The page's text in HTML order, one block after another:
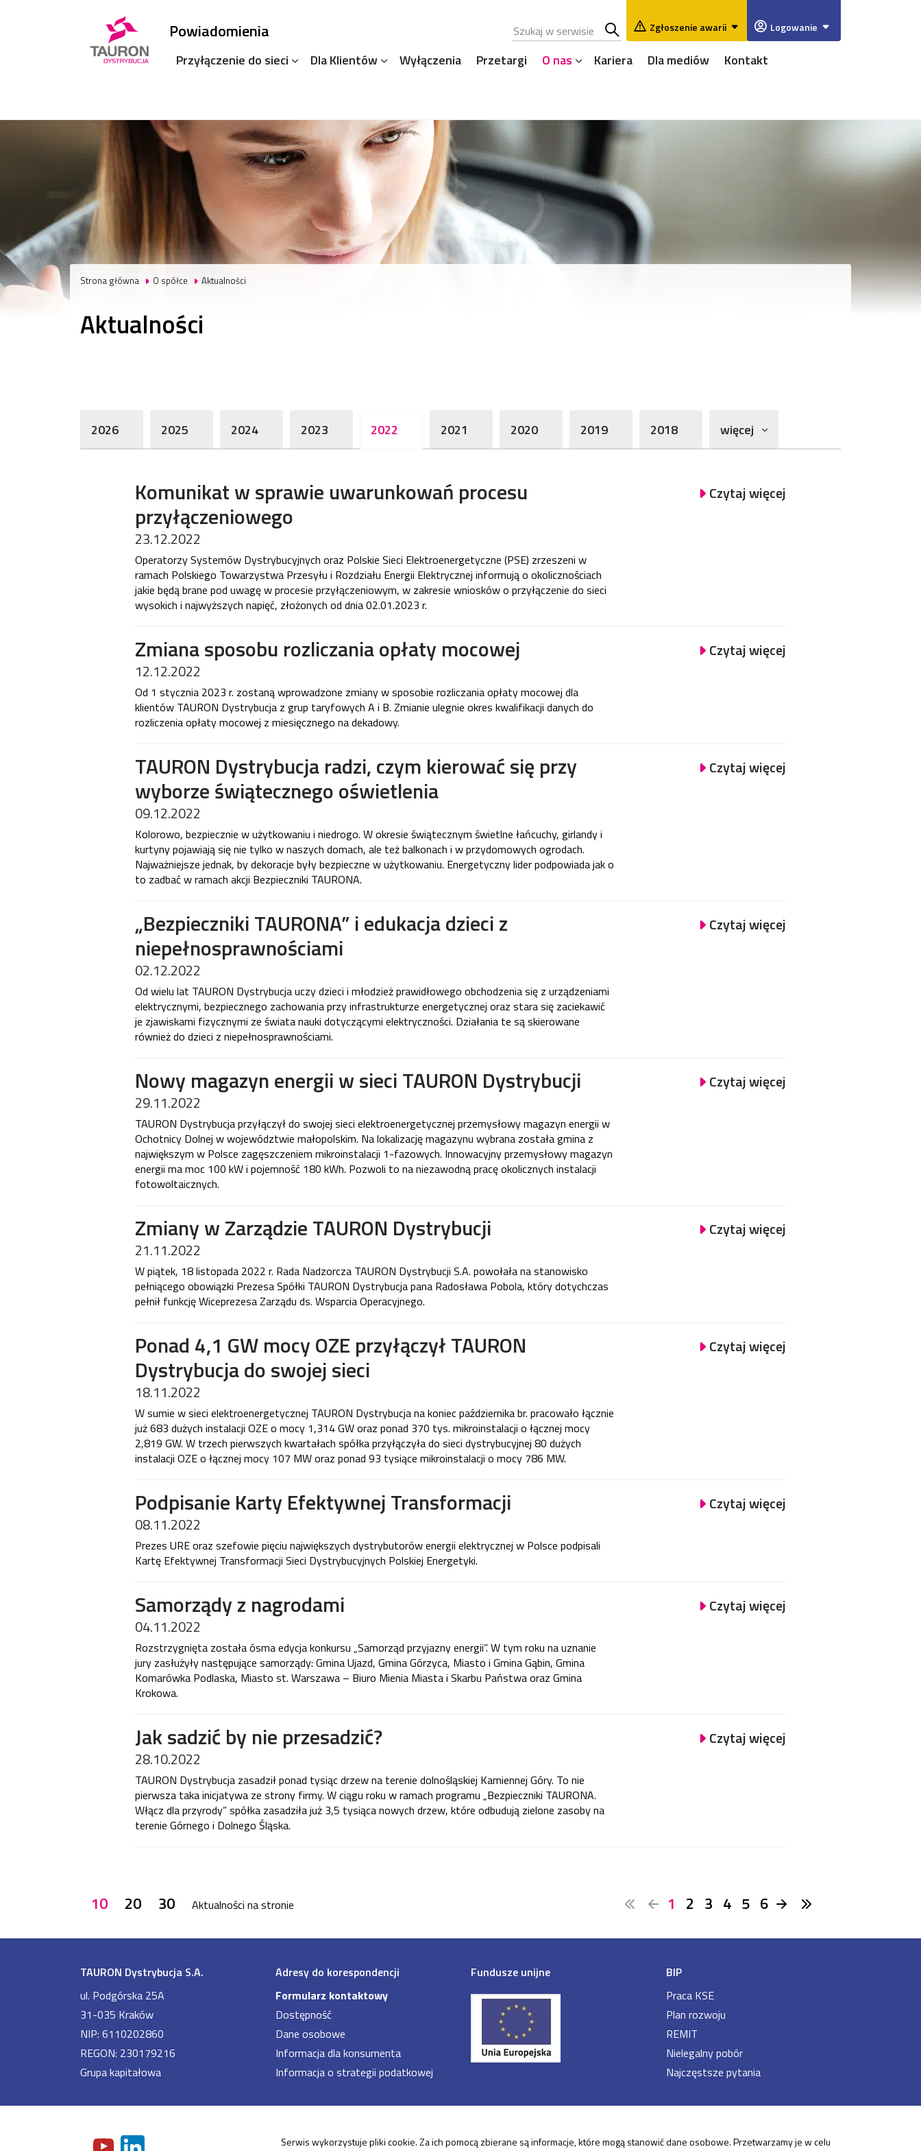
Powiadomienia Zgłoszenie awarii Logowanie
Przyłączenie do sieci Dla Klientów Wyłączenia Przetargi O nas Kariera Dla mediów Kontakt
Strona główna O spółce Aktualności
Aktualności
2026 2025 2024 2023 2022 2021 2020 2019 2018 więcej
Komunikat w sprawie uwarunkowań procesu
przyłączeniowego
23.12.2022
Operatorzy Systemów Dystrybucyjnych oraz Polskie Sieci Elektroenergetyczne (PSE) zrzeszeni w
ramach Polskiego Towarzystwa Przesyłu i Rozdziału Energii Elektrycznej informują o okolicznościach
jakie będą brane pod uwagę w procesie przyłączeniowym, w zakresie wniosków o przyłączenie do sieci
wysokich i najwyższych napięć, złożonych od dnia 02.01.2023 r.
Czytaj więcej
Zmiana sposobu rozliczania opłaty mocowej
12.12.2022
Od 1 stycznia 2023 r. zostaną wprowadzone zmiany w sposobie rozliczania opłaty mocowej dla
klientów TAURON Dystrybucja z grup taryfowych A i B. Zmianie ulegnie okres kwalifikacji danych do
rozliczenia opłaty mocowej z miesięcznego na dekadowy.
Czytaj więcej
TAURON Dystrybucja radzi, czym kierować się przy
wyborze świątecznego oświetlenia
09.12.2022
Kolorowo, bezpiecznie w użytkowaniu i niedrogo. W okresie świątecznym świetlne łańcuchy, girlandy i
kurtyny pojawiają się nie tylko w naszych domach, ale też balkonach i w przydomowych ogrodach.
Najważniejsze jednak, by dekoracje były bezpieczne w użytkowaniu. Energetyczny lider podpowiada jak o
to zadbać w ramach akcji Bezpieczniki TAURONA.
Czytaj więcej
„Bezpieczniki TAURONA” i edukacja dzieci z
niepełnosprawnościami
02.12.2022
Od wielu lat TAURON Dystrybucja uczy dzieci i młodzież prawidłowego obchodzenia się z urządzeniami
elektrycznymi, bezpiecznego zachowania przy infrastrukturze energetycznej oraz stara się zaciekawić
je zjawiskami fizycznymi ze świata nauki dotyczącymi elektryczności. Działania te są skierowane
również do dzieci z niepełnosprawnościami.
Czytaj więcej
Nowy magazyn energii w sieci TAURON Dystrybucji
29.11.2022
TAURON Dystrybucja przyłączył do swojej sieci elektroenergetycznej przemysłowy magazyn energii w
Ochotnicy Dolnej w województwie małopolskim. Na lokalizację magazynu wybrana została gmina z
największym w Polsce zagęszczeniem mikroinstalacji 1-fazowych. Innowacyjny przemysłowy magazyn
energii ma moc 100 kW i pojemność 180 kWh. Pozwoli to na niezawodną pracę okolicznych instalacji
fotowoltaicznych.
Czytaj więcej
Zmiany w Zarządzie TAURON Dystrybucji
21.11.2022
W piątek, 18 listopada 2022 r. Rada Nadzorcza TAURON Dystrybucji S.A. powołała na stanowisko
pełniącego obowiązki Prezesa Spółki TAURON Dystrybucja pana Radosława Pobola, który dotychczas
pełnił funkcję Wiceprezesa Zarządu ds. Wsparcia Operacyjnego.
Czytaj więcej
Ponad 4,1 GW mocy OZE przyłączył TAURON
Dystrybucja do swojej sieci
18.11.2022
W sumie w sieci elektroenergetycznej TAURON Dystrybucja na koniec października br. pracowało łącznie
już 683 dużych instalacji OZE o mocy 1,314 GW oraz ponad 370 tys. mikroinstalacji o łącznej mocy
2,819 GW. W trzech pierwszych kwartałach spółka przyłączyła do sieci dystrybucyjnej 80 dużych
instalacji OZE o łącznej mocy 107 MW oraz ponad 93 tysiące mikroinstalacji o mocy 786 MW.
Czytaj więcej
Podpisanie Karty Efektywnej Transformacji
08.11.2022
Prezes URE oraz szefowie pięciu największych dystrybutorów energii elektrycznej w Polsce podpisali
Kartę Efektywnej Transformacji Sieci Dystrybucyjnych Polskiej Energetyki.
Czytaj więcej
Samorządy z nagrodami
04.11.2022
Rozstrzygnięta została ósma edycja konkursu „Samorząd przyjazny energii”. W tym roku na uznanie
jury zasłużyły następujące samorządy: Gmina Ujazd, Gmina Górzyca, Miasto i Gmina Gąbin, Gmina
Komarówka Podlaska, Miasto st. Warszawa – Biuro Mienia Miasta i Skarbu Państwa oraz Gmina
Krokowa.
Czytaj więcej
Jak sadzić by nie przesadzić?
28.10.2022
TAURON Dystrybucja zasadził ponad tysiąc drzew na terenie dolnośląskiej Kamiennej Góry. To nie
pierwsza taka inicjatywa ze strony firmy. W ciągu roku w ramach programu „Bezpieczniki TAURONA.
Włącz dla przyrody” spółka zasadziła już 3,5 tysiąca nowych drzew, które odbudują zielone zasoby na
terenie Górnego i Dolnego Śląska.
Czytaj więcej
10 20 30 Aktualności na stronie 1 2 3 4 5 6
TAURON Dystrybucja S.A.
ul. Podgórska 25A
31-035 Kraków
NIP: 6110202860
REGON: 230179216
Grupa kapitałowa
Adresy do korespondencji
Formularz kontaktowy
Dostępność
Dane osobowe
Informacja dla konsumenta
Informacja o strategii podatkowej
Fundusze unijne
BIP
Praca KSE
Plan rozwoju
REMIT
Nielegalny pobór
Najczęstsze pytania
Serwis wykorzystuje pliki cookie. Za ich pomocą zbierane są informacje, które mogą stanowić dane osobowe. Przetwarzamy je w celu